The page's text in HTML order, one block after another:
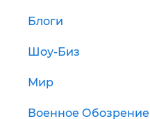
Блоги
Шоу-Биз
Мир
Военное Обозрение